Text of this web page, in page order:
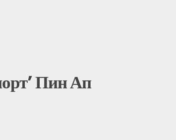
Пин Ап